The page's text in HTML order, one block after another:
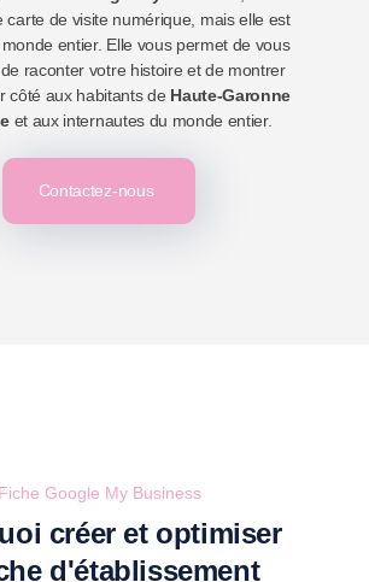
carte de visite numérique, mais elle est
entier. Elle vous permet de vous
raconter votre histoire et de montrer
côté aux habitants de Haute-Garonne
et aux internautes du monde entier.
Contactez-nous
Fiche Google My Business
créer et optimiser
d'établissement